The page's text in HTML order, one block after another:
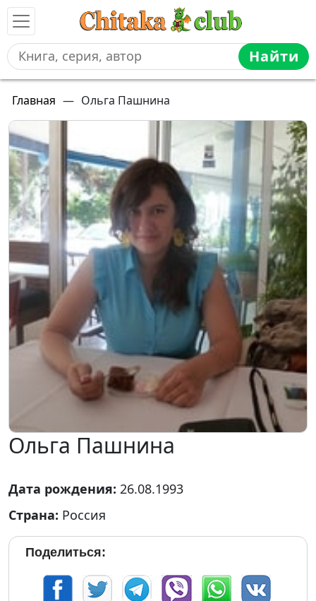
Найти
Главная — Ольга Пашнина
Ольга Пашнина
Дата рождения: 26.08.1993
Страна: Россия
Поделиться: